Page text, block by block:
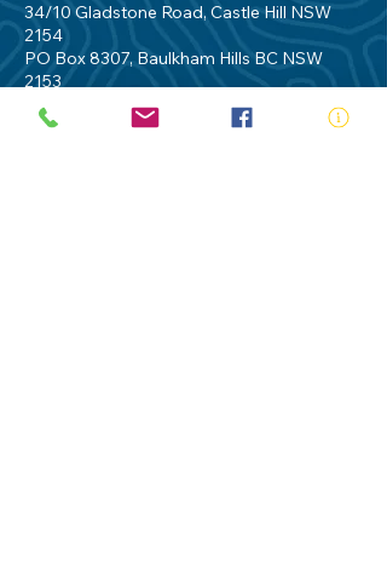
34/10 Gladstone Road, Castle Hill NSW
2154
PO Box 8307, Baulkham Hills BC NSW
2153
Telephone:
02 9634 3700
Email:
nsw@royalnsw.com.au